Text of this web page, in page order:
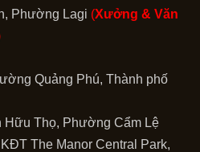
Phường Lagi (Xưởng & Văn
Quảng Phú, Thành phố
Hữu Thọ, Phường Cẩm Lệ
The Manor Central Park,